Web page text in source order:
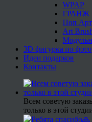
WPAP
ГРАНЖ
Поп Арт
Art
3D фигурка по фото
Идеи подарков
Контакты
Всем советую
только в этой